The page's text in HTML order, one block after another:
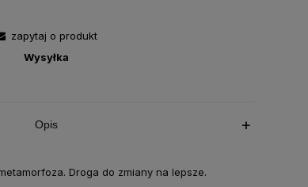
zapytaj o produkt
Wysyłka
Opis
Droga do zmiany na lepsze.